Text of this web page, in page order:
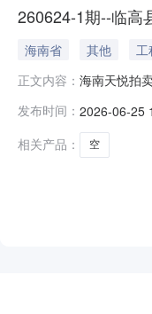
260624-1期--临高
海南省 其他
工
正文内容： 海南天悦拍
卖平台《拍
发布时间： 2026-06-25
相关产品：
空